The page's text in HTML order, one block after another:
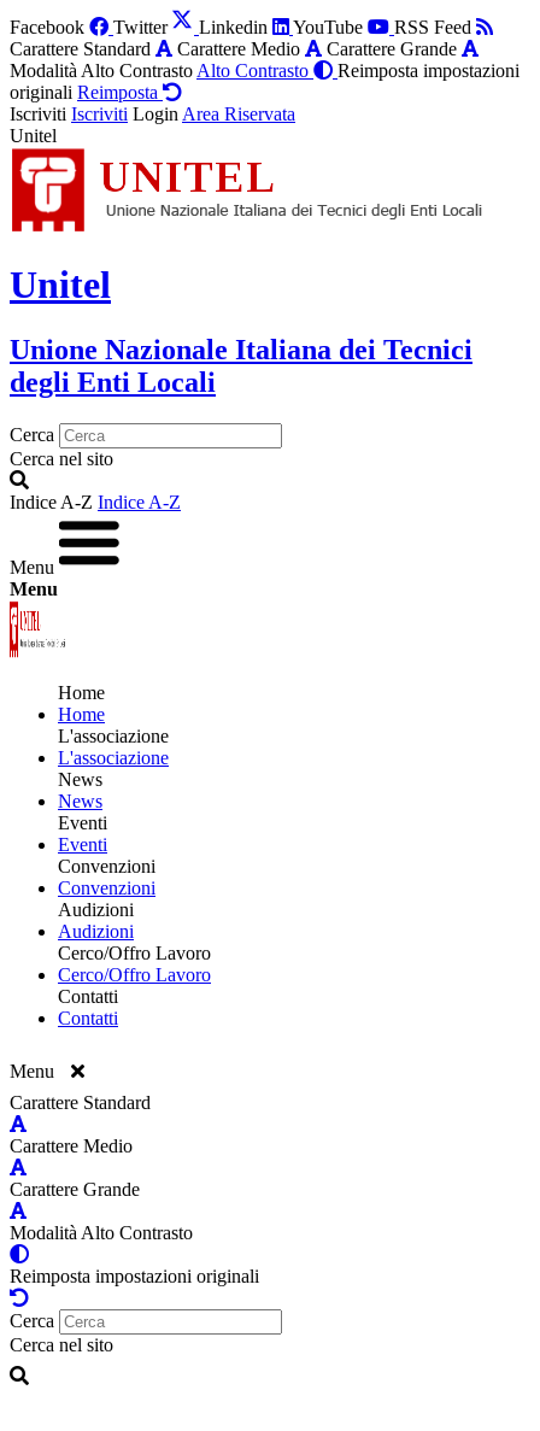
Facebook Twitter Linkedin YouTube
RSS Feed
Carattere Standard
Carattere Medio
Carattere Grande
Modalità Alto Contrasto Alto Contrasto
Reimposta impostazioni
originali Reimposta
Iscriviti Iscriviti Login Area Riservata
Unitel
Unitel
Unione Nazionale Italiana dei Tecnici
degli Enti Locali
Cerca
Cerca nel sito
Indice A-Z Indice A-Z
Menu
Menu
Home
Home
L'associazione
L'associazione
News
News
Eventi
Eventi
Convenzioni
Convenzioni
Audizioni
Audizioni
Cerco/Offro Lavoro
Cerco/Offro Lavoro
Contatti
Contatti
Menu
Carattere Standard
Carattere Medio
Carattere Grande
Modalità Alto Contrasto
Reimposta impostazioni originali
Cerca
Cerca nel sito